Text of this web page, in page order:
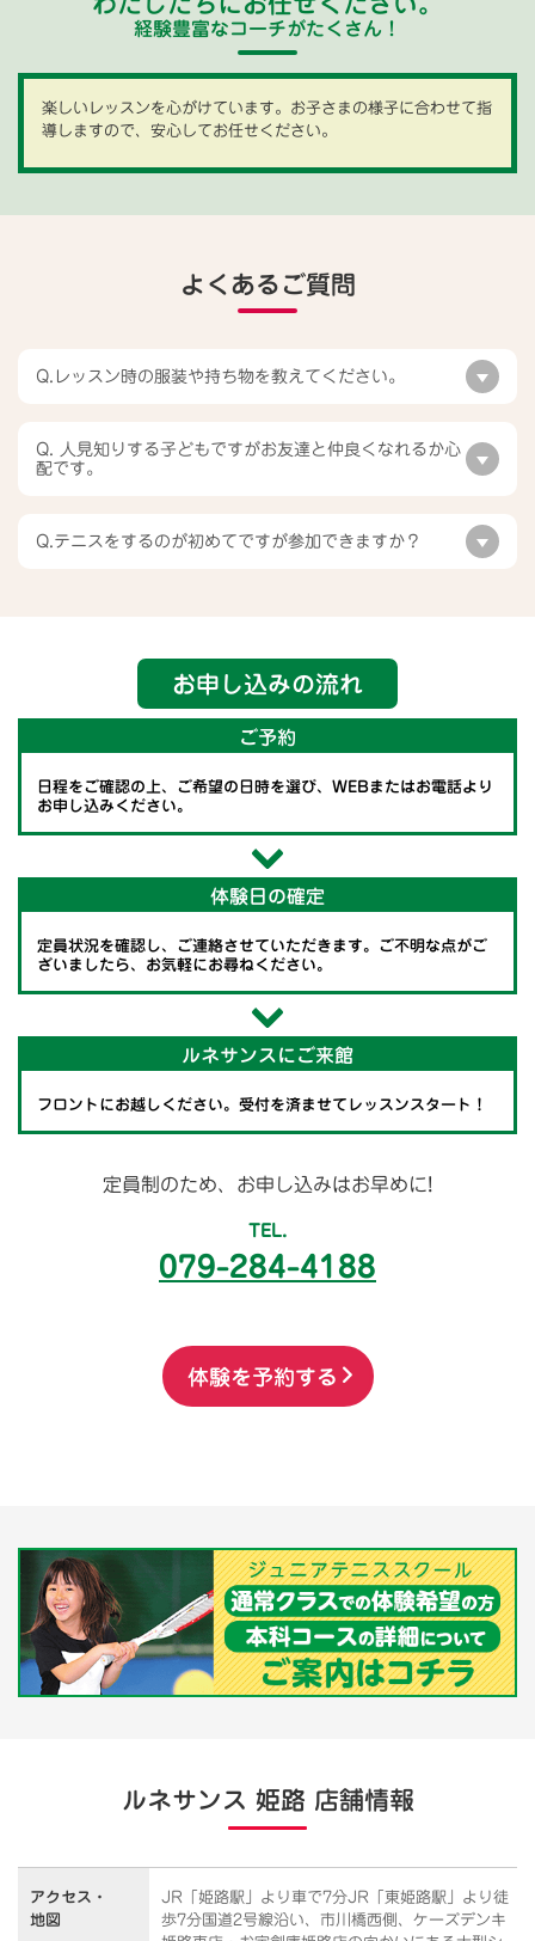
経験豊富なコーチがたくさん！
楽しいレッスンを心がけています。お子さまの様子に合わせて指
導しますので、安心してお任せください。
よくあるご質問
Q.レッスン時の服装や持ち物を教えてください。
Q. 人見知りする子どもですがお友達と仲良くなれるか心
配です。
Q.テニスをするのが初めてですが参加できますか？
お申し込みの流れ
ご予約
日程をご確認の上、ご希望の日時を選び、WEBまたはお電話より
お申し込みください。
体験日の確定
定員状況を確認し、ご連絡させていただきます。ご不明な点がご
ざいましたら、お気軽にお尋ねください。
ルネサンスにご来館
フロントにお越しください。受付を済ませてレッスンスタート！
定員制のため、お申し込みはお早めに!
TEL.
079-284-4188
体験を予約する
ルネサンス 姫路 店舗情報
アクセス・
地図
JR「姫路駅」より車で7分JR「東姫路駅」より徒
歩7分国道2号線沿い、市川橋西側、ケーズデンキ